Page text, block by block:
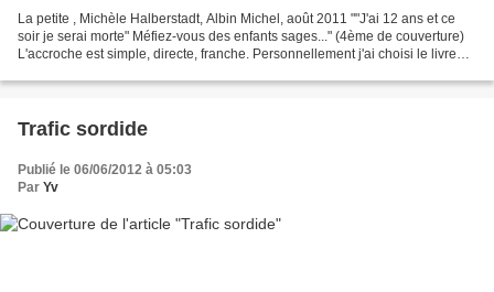
La petite , Michèle Halberstadt, Albin Michel, août 2011 ""J'ai 12 ans et ce
soir je serai morte" Méfiez-vous des enfants sages..." (4ème de couverture)
L'accroche est simple, directe, franche. Personnellement j'ai choisi le livre
Trafic sordide
Publié le 06/06/2012 à 05:03
Par Yv